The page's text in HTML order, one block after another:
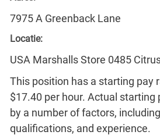
7975 A Greenback Lane
Locatie:
USA Marshalls Store 0485
This position has a starting pay
$17.40 per hour. Actual starting
by a number of factors,
qualifications, and experience.